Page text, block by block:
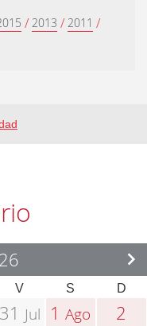
/ 2013 / 2011 /
V S D
31 Jul 1Ago 2